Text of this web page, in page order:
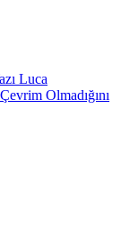
Luca
Olmadığını